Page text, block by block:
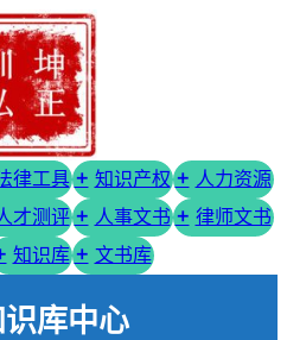
律工具 知识产权
人力资源
才测评 人事文书
律师文书
知识库 文书库
库中心